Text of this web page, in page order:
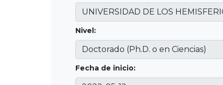
Nivel:
Fecha de inicio: